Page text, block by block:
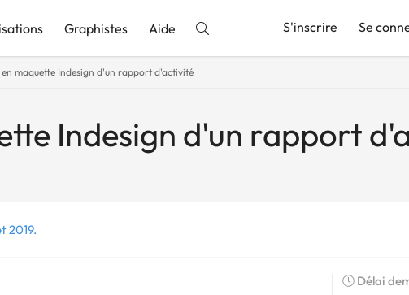
Graphistes Aide S'inscrire Se
en maquette Indesign d'un rapport d'activité
Indesign d'un rapport
2019.
Délai